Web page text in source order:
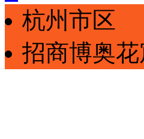
杭州市区
招商博奥花